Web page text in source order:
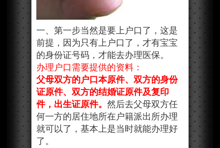
一、第一步当然是要上户口了，这是
前提，因为只有上户口了，才有宝宝
的身份证号码，才能去办理医保。
办理户口需要提供的资料：
父母双方的户口本原件、双方的身份
证原件、双方的结婚证原件及复印
件，出生证原件。 然后去父母双方任
何一方的居住地所在户籍派出所办理
就可以了，基本上是当时就能办理好
了。